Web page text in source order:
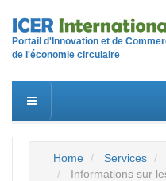
Portail d'Innovation et de
de l'économie circulaire
Home Services
Informations sur